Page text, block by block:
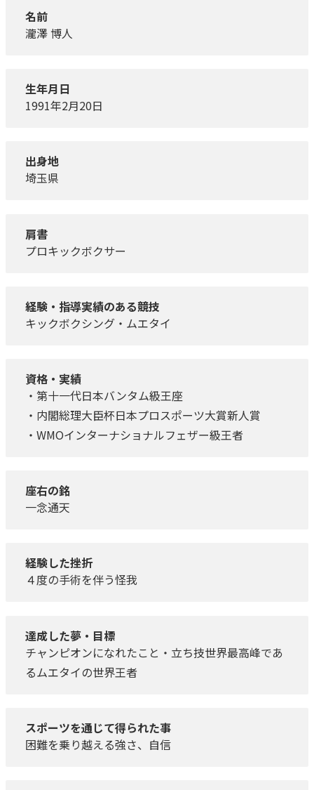
名前
瀧澤 博人
生年月日
1991年2月20日
出身地
埼玉県
肩書
プロキックボクサー
経験・指導実績のある競技
キックボクシング・ムエタイ
資格・実績
・第十一代日本バンタム級王座
・内閣総理大臣杯日本プロスポーツ大賞新人賞
・WMOインターナショナルフェザー級王者
座右の銘
一念通天
経験した挫折
４度の手術を伴う怪我
達成した夢・目標
チャンピオンになれたこと・立ち技世界最高峰であ
るムエタイの世界王者
スポーツを通じて得られた事
困難を乗り越える強さ、自信